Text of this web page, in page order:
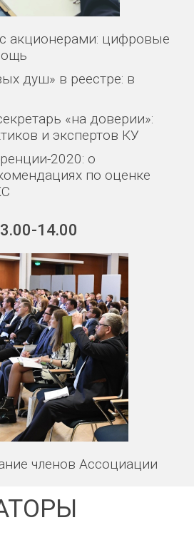
акционерами: цифровые
душ» в реестре: в
«на доверии»:
и экспертов КУ
2020: о
по оценке
14.00
членов Ассоциации